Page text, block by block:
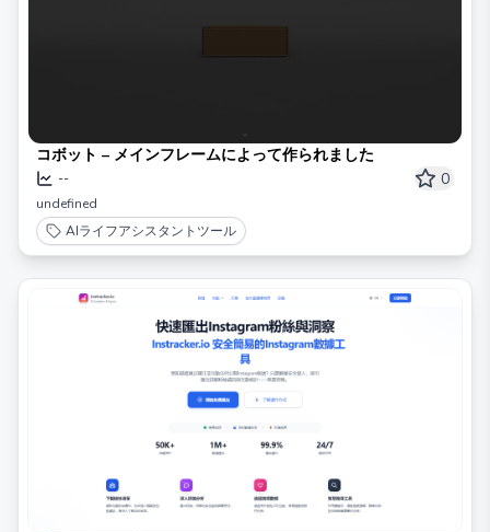
コボット – メインフレームによって作られました
-- 0
undefined
AIライフアシスタントツール